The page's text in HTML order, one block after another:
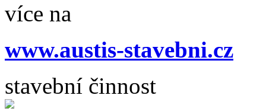
více na
www.austis-stavebni.cz
stavební činnost